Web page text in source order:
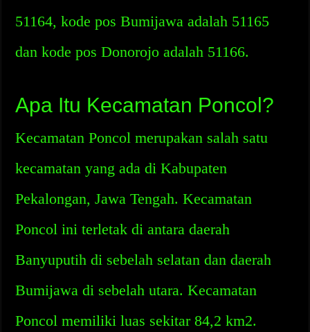
51164, kode pos Bumijawa adalah 51165
dan kode pos Donorojo adalah 51166.
Apa Itu Kecamatan Poncol?
Kecamatan Poncol merupakan salah satu
kecamatan yang ada di Kabupaten
Pekalongan, Jawa Tengah. Kecamatan
Poncol ini terletak di antara daerah
Banyuputih di sebelah selatan dan daerah
Bumijawa di sebelah utara. Kecamatan
Poncol memiliki luas sekitar 84,2 km2.